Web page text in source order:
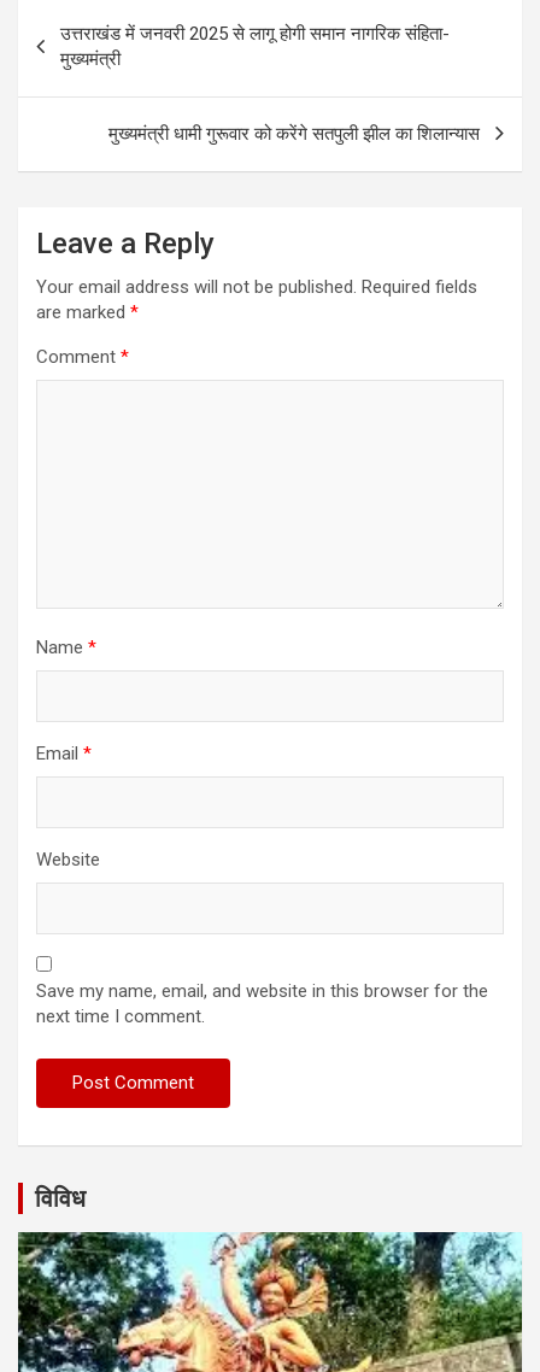
navigation
उत्तराखंड में जनवरी 2025 से लागू होगी समान नागरिक संहिता-
मुख्यमंत्री
मुख्यमंत्री धामी गुरूवार को करेंगे सतपुली झील का शिलान्यास
Leave a Reply
Your email address will not be published. Required fields
are marked *
Comment *
Name *
Email *
Website
Save my name, email, and website in this browser for the
next time I comment.
विविध